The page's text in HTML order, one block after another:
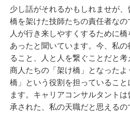
少し話がそれるかもしれませが
橋を架けた技師たちの責任者な
人が行き来しやすくするために
あったと聞いています。今、私
ること、人と人を繋ぐことだと
商人たちの「架け橋」となった
橋」という役割を担っているこ
ます。キャリアコンサルタント
承された、私の天職だと思えるの